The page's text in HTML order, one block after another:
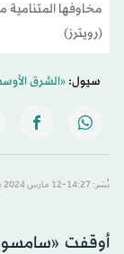
مخاوفها المتنامية
(رويترز)
سيول:«الشرق
نُشر: 14:27-12 مارس 2024 م ـ 03 رَمضان 1445 هـ
أوقفت